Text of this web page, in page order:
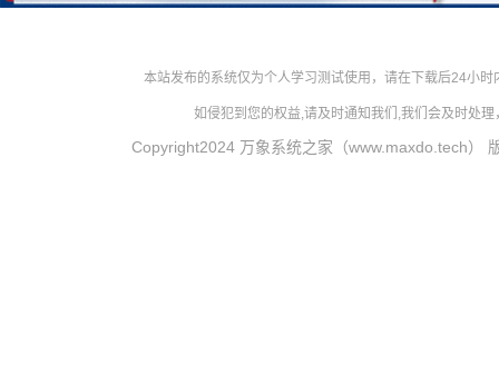
本站发布的系统仅为个人学习测试使用，请在下载后24小
如侵犯到您的权益,请及时通知我们,我们会及时处
Copyright2024 万象系统之家（www.maxdo.tech）